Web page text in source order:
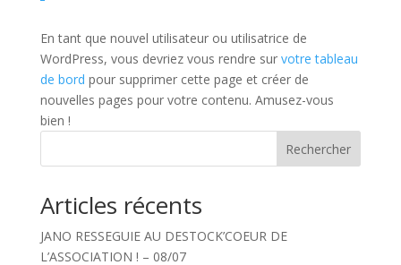
En tant que nouvel utilisateur ou utilisatrice de
WordPress, vous devriez vous rendre sur votre tableau
de bord pour supprimer cette page et créer de
nouvelles pages pour votre contenu. Amusez-vous
bien !
Rechercher
Articles récents
JANO RESSEGUIE AU DESTOCK’COEUR DE
L’ASSOCIATION ! – 08/07